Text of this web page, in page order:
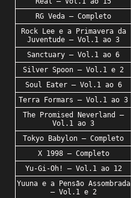
RG Veda – Completo
Rock Lee e a Primavera da
Juventude – Vol.1 ao 3
Sanctuary – Vol.1 ao 6
Silver Spoon – Vol.1 e 2
Soul Eater – Vol.1 ao 6
Terra Formars – Vol.1 ao 3
The Promised Neverland –
Vol.1 ao 3
Tokyo Babylon – Completo
X 1998 – Completo
Yu-Gi-Oh! – Vol.1 ao 12
Yuuna e a Pensão Assombrada
– Vol.1 e 2